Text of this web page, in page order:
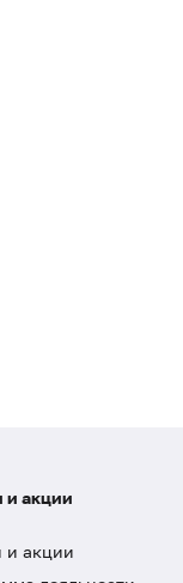
и акции
и акции